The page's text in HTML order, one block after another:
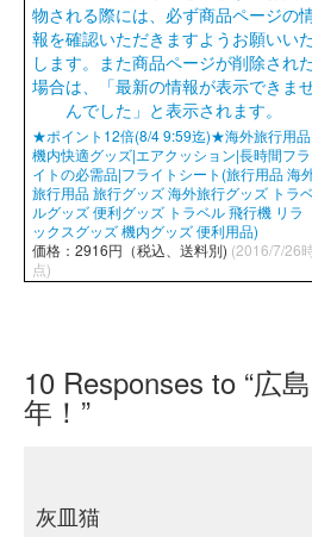
★ポイント12倍(8/4 9:59迄)★海外旅行用品|
機内快適グッズ|エアクッション|長時間フラ
イトの必需品|フライトシート(旅行用品 海
旅行用品 旅行グッズ 海外旅行グッズ トラ
ルグッズ 便利グッズ トラベル 飛行機 リラ
ックスグッズ 機内グッズ 便利用品)
価格：2916円（税込、送料別) (2016/7/26
点)
10 Responses to “広
年！”
灰皿猫